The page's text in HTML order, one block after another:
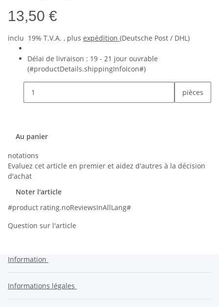
13,50 €
inclu 19% T.V.A. , plus expédition (Deutsche Post / DHL)
Délai de livraison : 19 - 21 jour ouvrable
(#productDetails.shippingInfoIcon#)
pièces
Au panier
notations
Evaluez cet article en premier et aidez d'autres à la décision
d'achat
Noter l'article
#product rating.noReviewsInAllLang#
Question sur l'article
Information
Informations légales